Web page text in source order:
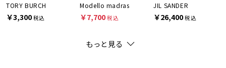
TORY BURCH
￥3,300税込
Modello madras
￥7,700税込
JIL SANDER
￥26,400税込
もっと見る